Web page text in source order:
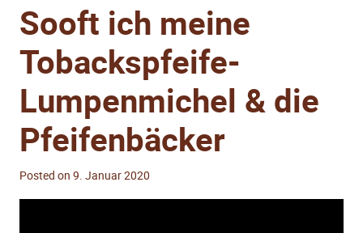
Sooft ich meine
Tobackspfeife-
Lumpenmichel & die
Pfeifenbäcker
Posted on 9. Januar 2020